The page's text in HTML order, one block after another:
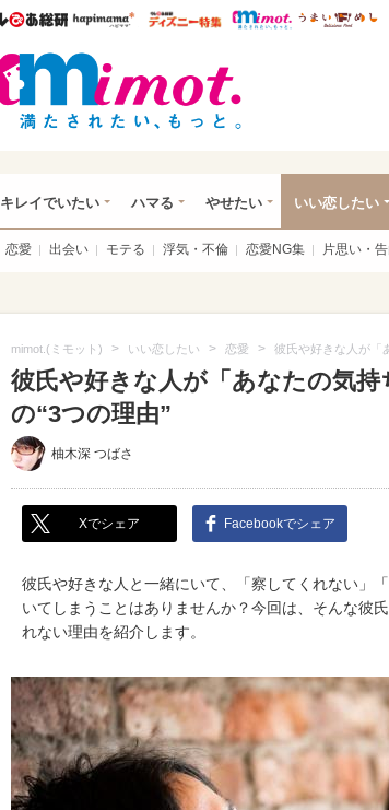
ウレぴあ総研ハピママ* ウレぴあ総研 ディズ
mimot.
キレイでいたい ハマる やせたい いい恋したい
恋愛 出会い モテる 浮気・不倫 恋愛NG集 片思い・告
mimot.(ミモット) > いい恋したい > 恋愛 > 彼氏や好きな人が「
彼氏や好きな人が「あなたの気
の“3つの理由”
柚木深 つばさ
Xでシェア Facebookでシェア
彼氏や好きな人と一緒にいて、「察してくれない」
いてしまうことはありませんか？今回は、そんな彼
れない理由を紹介します。